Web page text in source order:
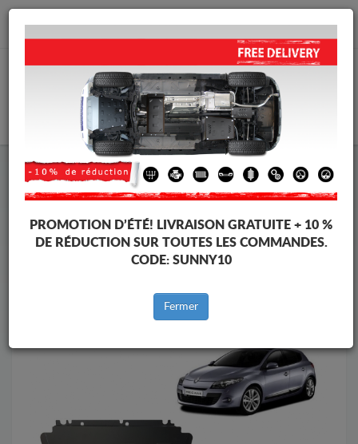
info@protectionsousmoteur.eu
Protection Sous Moteur Renault
Protection Sous Moteur Renault Megane
Marques
PROMOTION D’ÉTÉ! LIVRAISON GRATUITE + 10 %
DE RÉDUCTION SUR TOUTES LES COMMANDES.
CODE: SUNNY10
Fermer